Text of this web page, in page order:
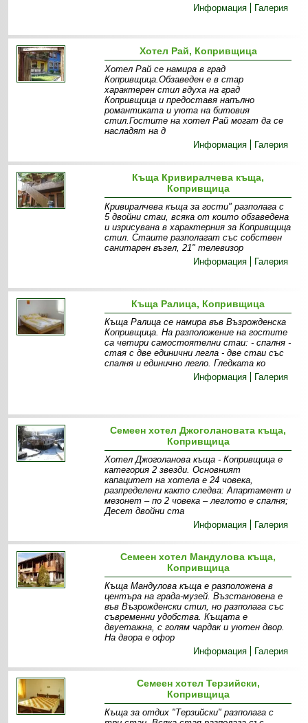
Информация
Галерия
Хотел Рай, Копривщица
Хотел Рай се намира в град
Копривщица.Обзаведен е в стар
характерен стил вдуха на град
Копривщица и предоставя напълно
романтиката и уюта на битовия
стил.Гостите на хотел Рай могат да се
насладят на д
Информация
Галерия
Къща Кривиралчева къща,
Копривщица
Кривиралчева къща за гости" разполага с
5 двойни стаи, всяка от които обзаведена
и изрисувана в характерния за Копривщица
стил. Стаите разполагат със собствен
санитарен възел, 21" телевизор
Информация
Галерия
Къща Ралица, Копривщица
Къща Ралица се намира във Възрожденска
Копривщица. На разположение на гостите
са четири самостоятелни стаи: - спалня -
стая с две единични легла - две стаи със
спалня и единично легло. Гледката ко
Информация
Галерия
Семеен хотел Джоголановата къща,
Копривщица
Хотел Джоголанова къща - Копривщица е
категория 2 звезди. Основният
капацитет на хотела е 24 човека,
разпределени както следва: Апартамент и
мезонет – по 2 човека – леглото е спалня;
Десет двойни ста
Информация
Галерия
Семеен хотел Мандулова къща,
Копривщица
Къща Мандулова къща е разположена в
центъра на града-музей. Възстановена е
във Възрожденски стил, но разполага със
съвременни удобства. Къщата е
двуетажна, с голям чардак и уютен двор.
На двора е офор
Информация
Галерия
Семеен хотел Терзийски,
Копривщица
Къща за отдих "Терзийски" разполага с